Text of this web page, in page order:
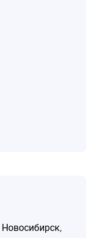
Новосибирск,